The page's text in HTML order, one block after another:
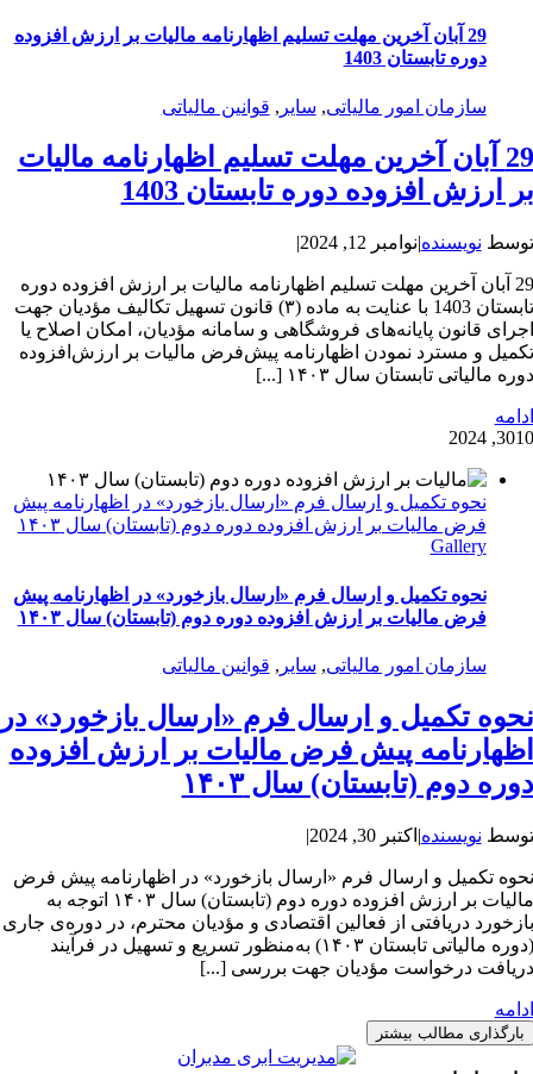
29 آبان آخرین مهلت تسلیم اظهارنامه مالیات بر ارزش افزوده
دوره تابستان 1403
سازمان امور مالیاتی, سایر , قوانین مالیاتی
29 آبان آخرین مهلت تسلیم اظهارنامه مالیات
بر ارزش افزوده دوره تابستان 1403
توسط نویسنده|نوامبر 12, 2024 |
29 آبان آخرین مهلت تسلیم اظهارنامه مالیات بر ارزش افزوده دوره
تابستان 1403 با عنایت به ماده (۳) قانون تسهیل تکالیف مؤدیان جهت
اجرای قانون پایانه‌های فروشگاهی و سامانه مؤدیان، امکان اصلاح یا
تکمیل و مسترد نمودن اظهارنامه پیش‌فرض مالیات بر ارزش‌افزوده
دوره مالیاتی تابستان سال ۱۴۰۳ [...]
ادامه
3010, 2024
نحوه تکمیل و ارسال فرم «ارسال بازخورد» در اظهارنامه پیش
فرض مالیات بر ارزش افزوده دوره دوم (تابستان) سال ۱۴۰۳
Gallery
نحوه تکمیل و ارسال فرم «ارسال بازخورد» در اظهارنامه پیش
فرض مالیات بر ارزش افزوده دوره دوم (تابستان) سال ۱۴۰۳
سازمان امور مالیاتی, سایر , قوانین مالیاتی
نحوه تکمیل و ارسال فرم «ارسال بازخورد» در
اظهارنامه پیش فرض مالیات بر ارزش افزوده
دوره دوم (تابستان) سال ۱۴۰۳
توسط نویسنده| اکتبر 30, 2024 |
نحوه تکمیل و ارسال فرم «ارسال بازخورد» در اظهارنامه پیش فرض
مالیات بر ارزش افزوده دوره دوم (تابستان) سال ۱۴۰۳ اتوجه به
بازخورد دریافتی از فعالین اقتصادی و مؤدیان محترم، در دوره‌ی جاری
(دوره مالیاتی تابستان ۱۴۰۳) به‌منظور تسریع و تسهیل در فرآیند
دریافت درخواست مؤدیان جهت بررسی [...]
ادامه
بارگذاری مطالب بیشتر